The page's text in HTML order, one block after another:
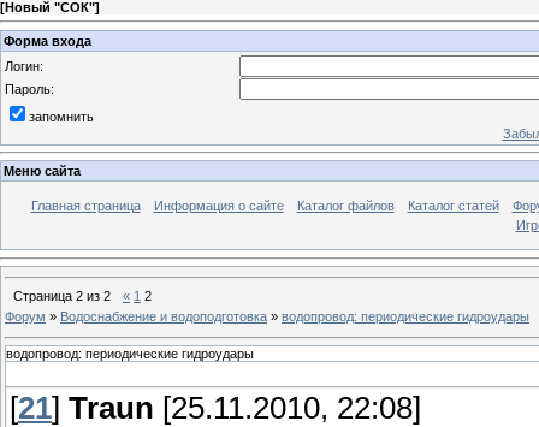
[Новый "СОК"]
Форма входа
Логин:
Пароль:
запомнить
Меню сайта
Главная страница Информация о сайте Каталог файлов Каталог статей
Страница 2 из 2 « 1 2
Форум » Водоснабжение и водоподготовка » водопровод: периодические гидроудары
водопровод: периодические гидроудары
[21] Traun [25.11.2010, 22:08]